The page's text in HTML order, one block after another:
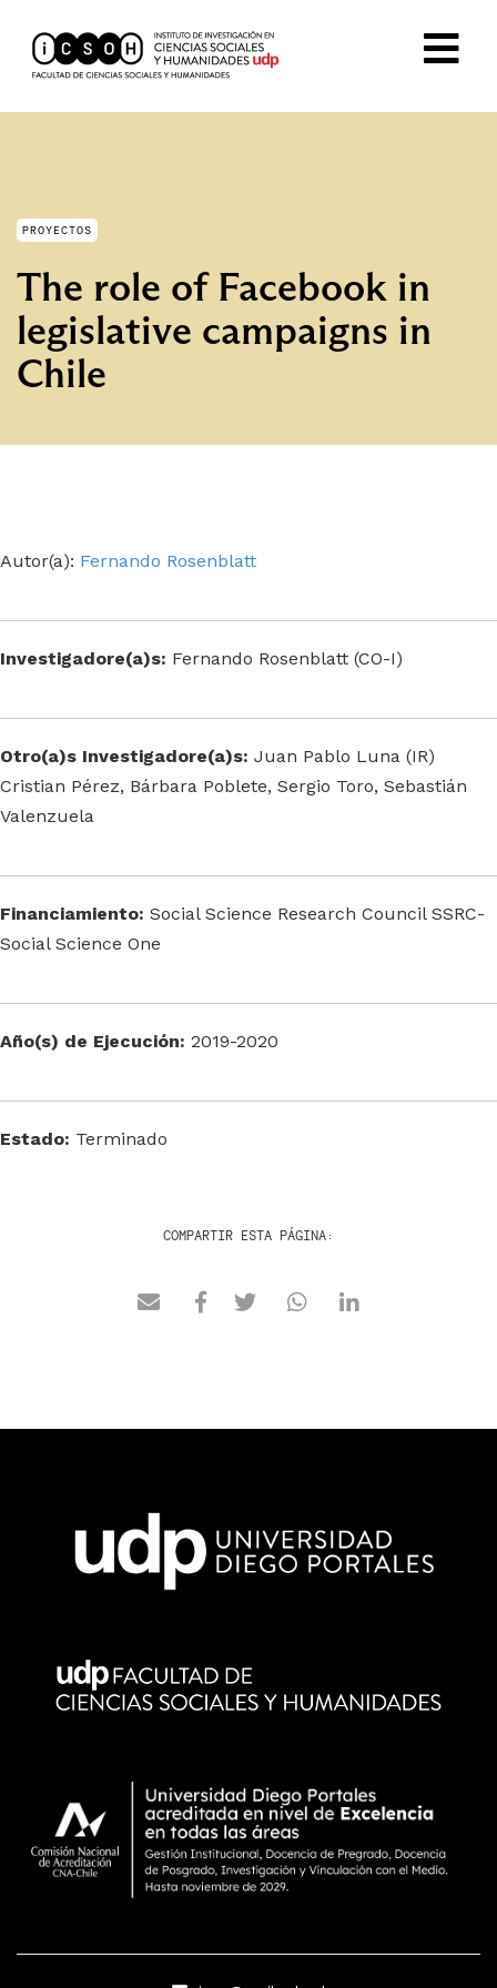
PROYECTOS
The role of Facebook in
legislative campaigns in
Chile
Autor(a): Fernando Rosenblatt
Investigadore(a)s: Fernando Rosenblatt (CO-I)
Otro(a)s Investigadore(a)s: Juan Pablo Luna (IR)
Cristian Pérez, Bárbara Poblete, Sergio Toro, Sebastián
Valenzuela
Financiamiento: Social Science Research Council SSRC-
Social Science One
Año(s) de Ejecución: 2019-2020
Estado: Terminado
COMPARTIR ESTA PÁGINA: